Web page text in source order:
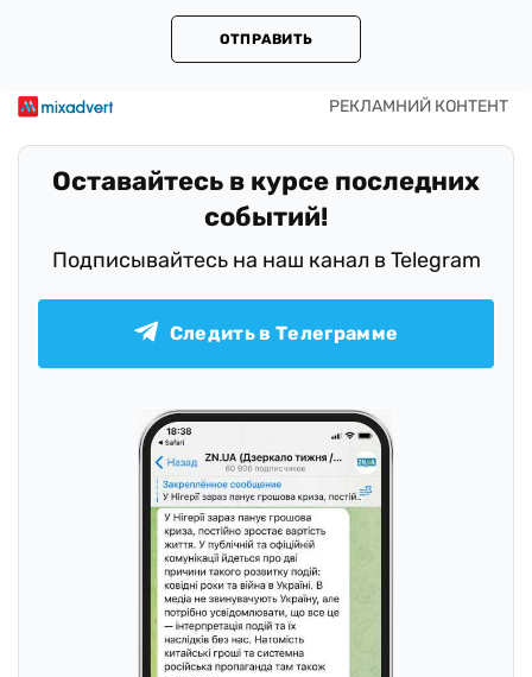
ОТПРАВИТЬ
Оставайтесь в курсе последних
событий!
Подписывайтесь на наш канал в Telegram
Следить в Телеграмме